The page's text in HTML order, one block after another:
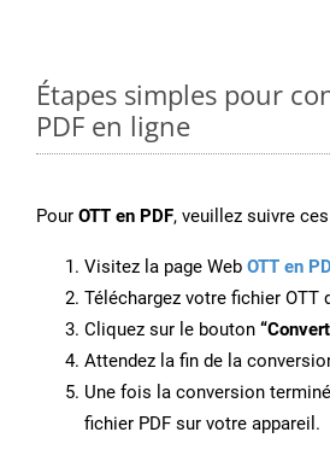
Étapes simples pour
PDF en ligne
Pour OTT en PDF, veuillez suivre
Visitez la page Web OTT en
Téléchargez votre fichier OTT
Cliquez sur le bouton
Attendez la fin de la
Une fois la conversion
fichier PDF sur votre appareil.